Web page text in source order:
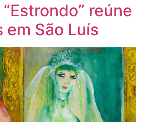
reúne
São Luís